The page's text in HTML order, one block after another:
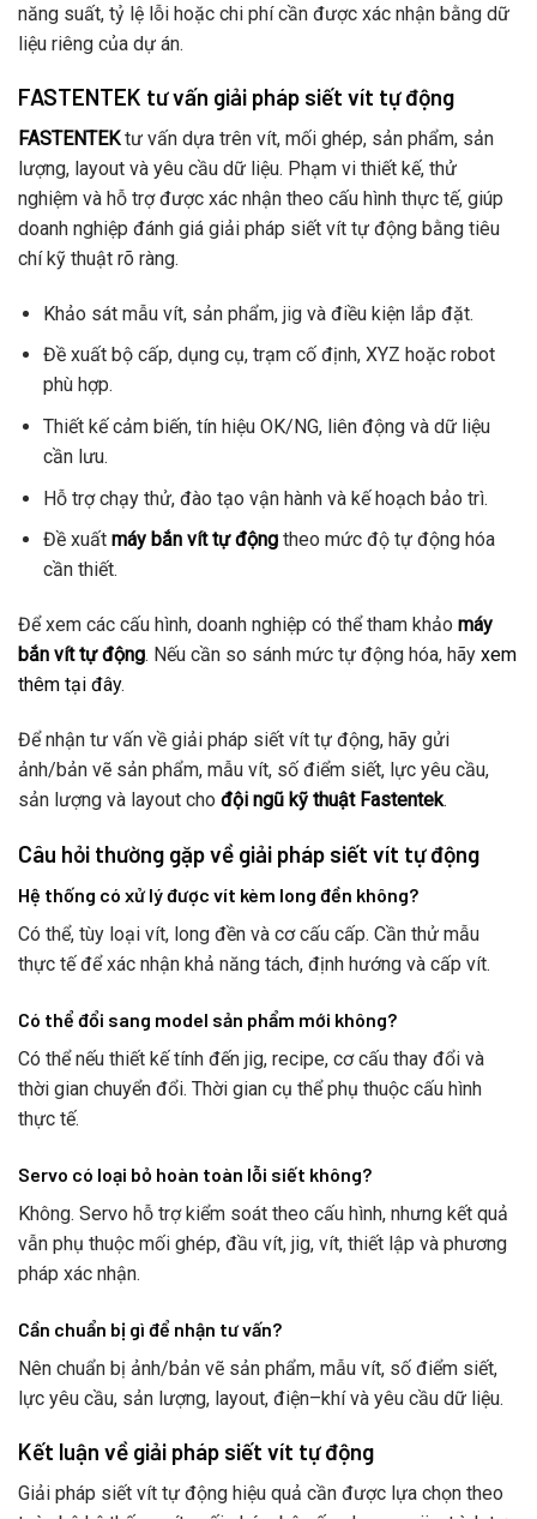
năng suất, tỷ lệ lỗi hoặc chi phí cần được xác nhận bằng dữ
liệu riêng của dự án.
FASTENTEK tư vấn giải pháp siết vít tự động
FASTENTEKtư vấn dựa trên vít, mối ghép, sản phẩm, sản
lượng, layout và yêu cầu dữ liệu. Phạm vi thiết kế, thử
nghiệm và hỗ trợ được xác nhận theo cấu hình thực tế, giúp
doanh nghiệp đánh giá giải pháp siết vít tự động bằng tiêu
chí kỹ thuật rõ ràng.
Khảo sát mẫu vít, sản phẩm, jig và điều kiện lắp đặt.
Đề xuất bộ cấp, dụng cụ, trạm cố định, XYZ hoặc robot
phù hợp.
Thiết kế cảm biến, tín hiệu OK/NG, liên động và dữ liệu
cần lưu.
Hỗ trợ chạy thử, đào tạo vận hành và kế hoạch bảo trì.
Đề xuất máy bắn vít tự độngtheo mức độ tự động hóa
cần thiết.
Để xem các cấu hình, doanh nghiệp có thể tham khảo máy
bắn vít tự động. Nếu cần so sánh mức tự động hóa, hãy xem
thêm tại đây.
Để nhận tư vấn về giải pháp siết vít tự động, hãy gửi
ảnh/bản vẽ sản phẩm, mẫu vít, số điểm siết, lực yêu cầu,
sản lượng và layout cho đội ngũ kỹ thuật Fastentek.
Câu hỏi thường gặp về giải pháp siết vít tự động
Hệ thống có xử lý được vít kèm long đền không?
Có thể, tùy loại vít, long đền và cơ cấu cấp. Cần thử mẫu
thực tế để xác nhận khả năng tách, định hướng và cấp vít.
Có thể đổi sang model sản phẩm mới không?
Có thể nếu thiết kế tính đến jig, recipe, cơ cấu thay đổi và
thời gian chuyển đổi. Thời gian cụ thể phụ thuộc cấu hình
thực tế.
Servo có loại bỏ hoàn toàn lỗi siết không?
Không. Servo hỗ trợ kiểm soát theo cấu hình, nhưng kết quả
vẫn phụ thuộc mối ghép, đầu vít, jig, vít, thiết lập và phương
pháp xác nhận.
Cần chuẩn bị gì để nhận tư vấn?
Nên chuẩn bị ảnh/bản vẽ sản phẩm, mẫu vít, số điểm siết,
lực yêu cầu, sản lượng, layout, điện–khí và yêu cầu dữ liệu.
Kết luận về giải pháp siết vít tự động
Giải pháp siết vít tự động hiệu quả cần được lựa chọn theo